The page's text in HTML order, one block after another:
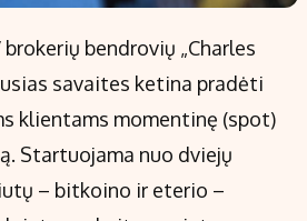
bendrovių „Charles
savaites ketina pradėti
klientams momentinę (spot)
Startuojama nuo dviejų
– bitkoino ir eterio –